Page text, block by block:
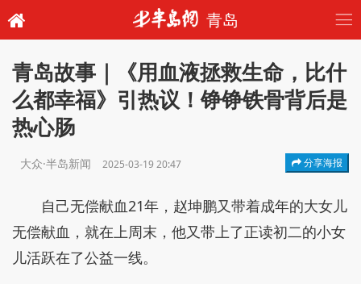
青岛
青岛故事｜《用血液拯救生命，比什
么都幸福》引热议！铮铮铁骨背后是
热心肠
大众·半岛新闻 2025-03-19 20:47 分享海报
自己无偿献血21年，赵坤鹏又带着成年的大女儿
无偿献血，就在上周末，他又带上了正读初二的小女
儿活跃在了公益一线。